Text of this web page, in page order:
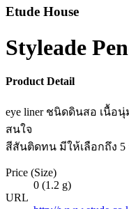
Etude House
Styleade
Product Detail
eye liner ชนิดดินสอ เนื้อ
สนใจ
สีสันติดทน มีให้เลือกถึง 5
Price (Size)
0 (1.2 g)
URL